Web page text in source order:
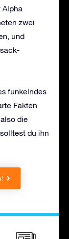
Alpha
zwei
und
funkelndes
Fakten
die
du ihn